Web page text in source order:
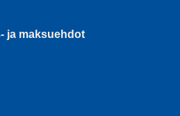
ja maksuehdot